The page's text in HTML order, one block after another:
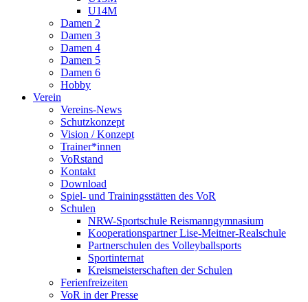
U14M
Damen 2
Damen 3
Damen 4
Damen 5
Damen 6
Hobby
Verein
Vereins-News
Schutzkonzept
Vision / Konzept
Trainer*innen
VoRstand
Kontakt
Download
Spiel- und Trainingsstätten des VoR
Schulen
NRW-Sportschule Reismanngymnasium
Kooperationspartner Lise-Meitner-Realschule
Partnerschulen des Volleyballsports
Sportinternat
Kreismeisterschaften der Schulen
Ferienfreizeiten
VoR in der Presse